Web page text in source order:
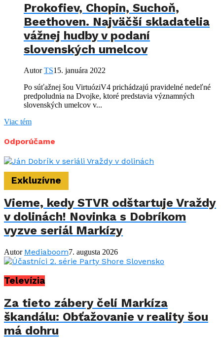
Prokofiev, Chopin, Suchoň,
Beethoven. Najväčší skladatelia
vážnej hudby v podaní
slovenských umelcov
AutorTS15. januára 2022
Po súťažnej šou VirtuóziV4 prichádzajú pravidelné nedeľné
predpoludnia na Dvojke, ktoré predstavia významných
slovenských umelcov v...
Viac tém
Odporúčame
Exkluzívne
Vieme, kedy STVR odštartuje Vraždy
v dolinách! Novinka s Dobríkom
vyzve seriál Markízy
Autor Mediaboom7. augusta 2026
Televízia
Za tieto zábery čelí Markíza
škandálu: Obťažovanie v reality šou
má dohru